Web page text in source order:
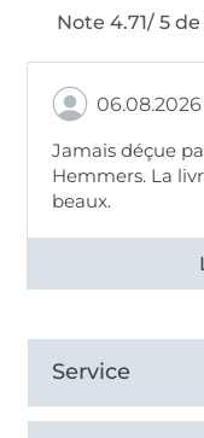
Note 4.71/ 5
06.08.2026
Jamais déçue
Hemmers. La
beaux.
Voir tous les
Service